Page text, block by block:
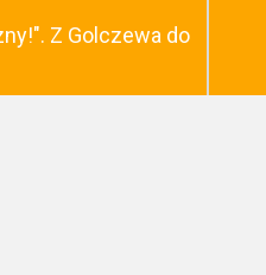
Z Golczewa do